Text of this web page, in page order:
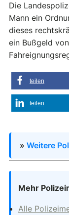
Die
Mann ein
dieses
ein Bußgeld
teilen
teilen
» Weitere
Mehr
Alle